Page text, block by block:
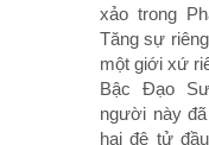
xảo trong
Tăng sự
một giới xứ
Bậc Ðạo
người này
hai đệ tử